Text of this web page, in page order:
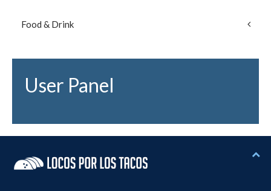
Food & Drink
User Panel